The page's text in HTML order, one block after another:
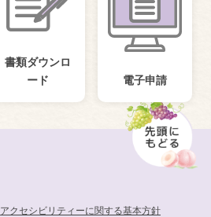
書類ダウンロ
ード
電子申請
アクセシビリティーに関する基本方針